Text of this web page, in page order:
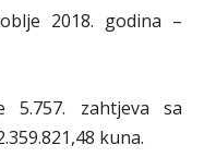
2018. godina –
5.757. zahtjeva sa
kuna.